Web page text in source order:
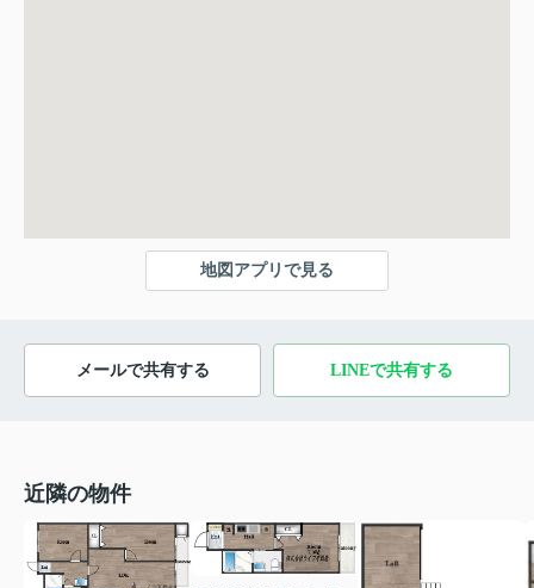
地図アプリで見る
メールで共有する LINEで共有する
近隣の物件